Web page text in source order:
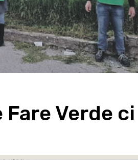
Verde